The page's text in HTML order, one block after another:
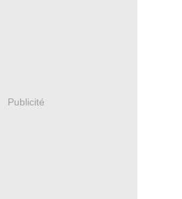
Publicité